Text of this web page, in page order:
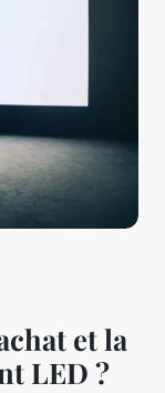
et la
LED ?